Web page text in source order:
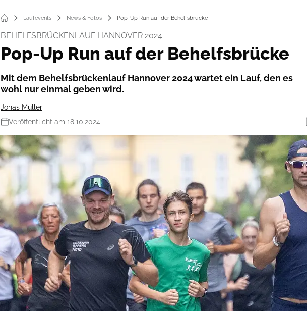
Laufevents News & Fotos Pop-Up Run auf der Behelfsbrücke
BEHELFSBRÜCKENLAUF HANNOVER 2024
Pop-Up Run auf der Behelfsbrücke
Mit dem Behelfsbrückenlauf Hannover 2024 wartet ein Lauf, den es
wohl nur einmal geben wird.
Jonas Müller
Veröffentlicht am 18.10.2024